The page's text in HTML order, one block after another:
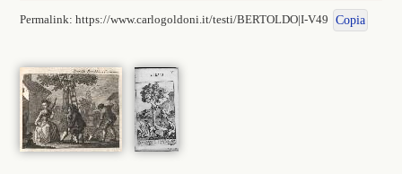
Permalink:https://www.carlogoldoni.it/testi/BERTOLDO|I-V49 Copia